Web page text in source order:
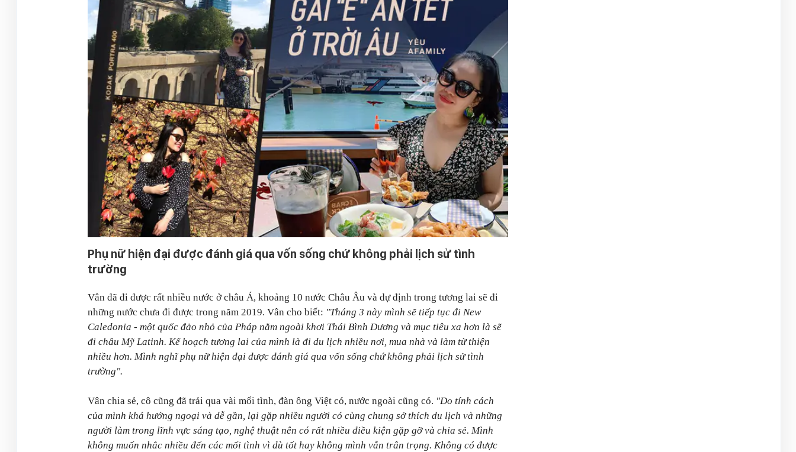
Phụ nữ hiện đại được đánh giá qua vốn sống chứ không phải lịch sử tình
trường
Vân đã đi được rất nhiều nước ở châu Á, khoảng 10 nước Châu Âu và dự định trong tương lai sẽ đi
những nước chưa đi được trong năm 2019. Vân cho biết: "Tháng 3 này mình sẽ tiếp tục đi New
Caledonia - một quốc đảo nhỏ của Pháp nằm ngoài khơi Thái Bình Dương và mục tiêu xa hơn là sẽ
đi châu Mỹ Latinh. Kế hoạch tương lai của mình là đi du lịch nhiều nơi, mua nhà và làm từ thiện
nhiều hơn. Mình nghĩ phụ nữ hiện đại được đánh giá qua vốn sống chứ không phải lịch sử tình
trường".
Vân chia sẻ, cô cũng đã trải qua vài mối tình, đàn ông Việt có, nước ngoài cũng có. "Do tính cách
của mình khá hướng ngoại và dễ gần, lại gặp nhiều người có cùng chung sở thích du lịch và những
người làm trong lĩnh vực sáng tạo, nghệ thuật nên có rất nhiều điều kiện gặp gỡ và chia sẻ. Mình
không muốn nhắc nhiều đến các mối tình vì dù tốt hay không mình vẫn trân trọng. Không có được